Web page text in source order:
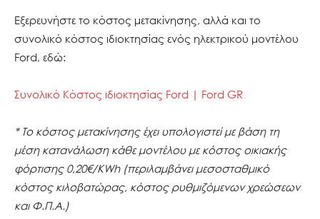
Εξερευνήστε το κόστος μετακίνησης, αλλά και το
συνολικό κόστος ιδιοκτησίας ενός ηλεκτρικού μοντέλου
Ford, εδώ:
Συνολικό Κόστος ιδιοκτησίας Ford | Ford GR
* Το κόστος μετακίνησης έχει υπολογιστεί με βάση τη
μέση κατανάλωση κάθε μοντέλου με κόστος οικιακής
φόρτισης 0,20€/KWh (περιλαμβάνει μεσοσταθμικό
κόστος κιλοβατώρας, κόστος ρυθμιζόμενων χρεώσεων
και Φ.Π.Α.)